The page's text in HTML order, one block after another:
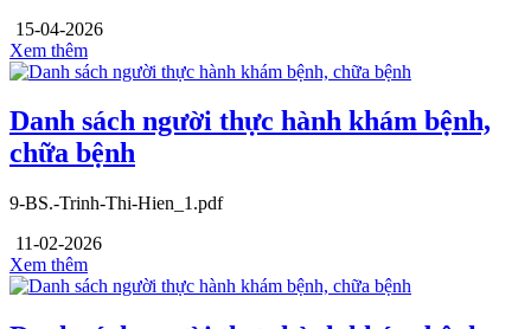
15-04-2026
Xem thêm
Danh sách người thực hành khám bệnh,
chữa bệnh
9-BS.-Trinh-Thi-Hien_1.pdf
11-02-2026
Xem thêm